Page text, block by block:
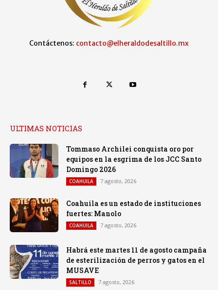
Contáctenos: contacto@elheraldodesaltillo.mx
ULTIMAS NOTICIAS
Tommaso Archilei conquista oro por
equipos en la esgrima de los JCC Santo
Domingo 2026
COAHUILA 7 agosto, 2026
Coahuila es un estado de instituciones
fuertes: Manolo
COAHUILA 7 agosto, 2026
Habrá este martes 11 de agosto campaña
de esterilización de perros y gatos en el
MUSAVE
SALTILLO 7 agosto, 2026